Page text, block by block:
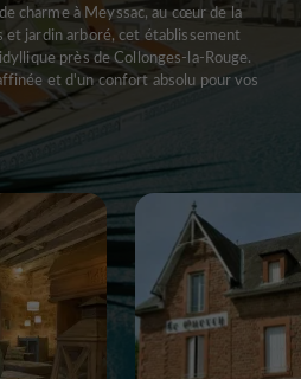
charme à Meyssac, au cœur de la
jardin arboré, cet établissement
près de Collonges-la-Rouge.
et d'un confort absolu pour vos